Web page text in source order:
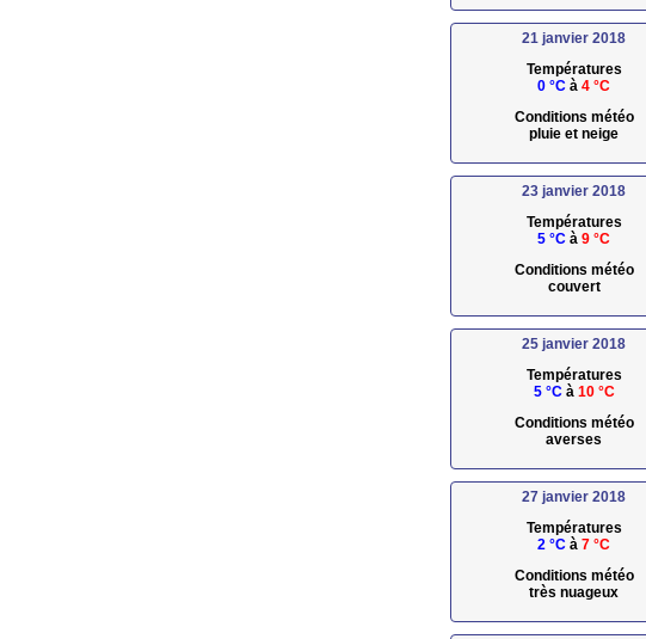
21 janvier 2018
Températures
0 °C à 4 °C
Conditions météo
pluie et neige
23 janvier 2018
Températures
5 °C à 9 °C
Conditions météo
couvert
25 janvier 2018
Températures
5 °Cà 10 °C
Conditions météo
averses
27 janvier 2018
Températures
2 °C à 7 °C
Conditions météo
très nuageux